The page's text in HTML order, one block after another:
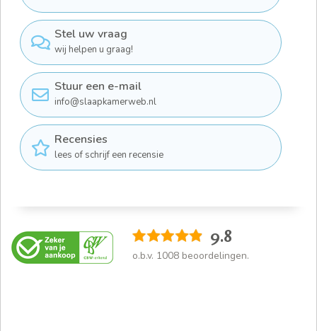
Stel uw vraag
wij helpen u graag!
Stuur een e-mail
info@slaapkamerweb.nl
Recensies
lees of schrijf een recensie
9.8
o.b.v. 1008 beoordelingen.